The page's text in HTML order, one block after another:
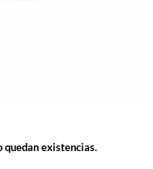
quedan existencias.